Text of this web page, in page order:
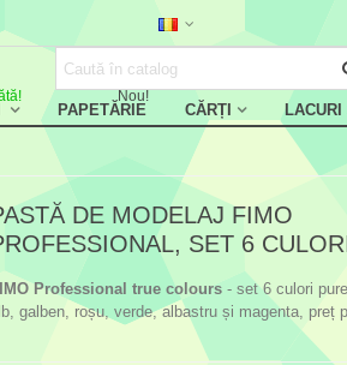
PAPETĂRIE
Nou!
CĂRȚI LACURI
DE MODELAJ FIMO
SET 6
Professional true colours- set 6 culori
galben, roșu, verde, albastru și magenta, preț